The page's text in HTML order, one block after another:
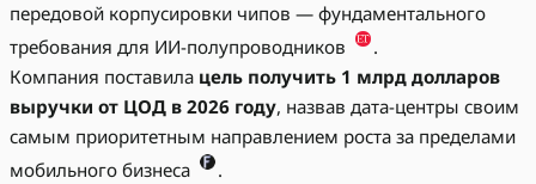
передовой корпусировки чипов — фундаментального
требования для ИИ-полупроводников
.
Компания поставила цель получить 1 млрд долларов
выручки от ЦОД в 2026 году, назвав дата-центры своим
самым приоритетным направлением роста за пределами
мобильного бизнеса
.